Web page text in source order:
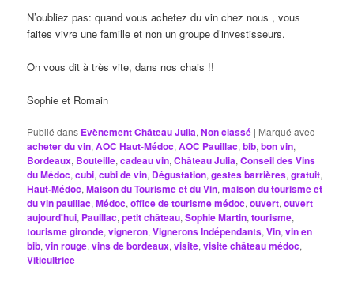
N’oubliez pas: quand vous achetez du vin chez nous , vous
faites vivre une famille et non un groupe d’investisseurs.
On vous dit à très vite, dans nos chais !!
Sophie et Romain
Publié dans Evènement Château Julia,Non classé | Marqué avec
acheter du vin,AOC Haut-Médoc,AOC Pauillac,bib,bon vin,
Bordeaux, Bouteille,cadeau vin,Château Julia,Conseil des Vins
du Médoc,cubi,cubi de vin, Dégustation,gestes barrières,gratuit,
Haut-Médoc,Maison du Tourisme et du Vin,maison du tourisme et
du vin pauillac,Médoc,office de tourisme médoc,ouvert,ouvert
aujourd'hui, Pauillac,petit château,Sophie Martin,tourisme,
tourisme gironde,vigneron,Vignerons Indépendants,Vin,vin en
bib,vin rouge,vins de bordeaux,visite,visite château médoc,
Viticultrice